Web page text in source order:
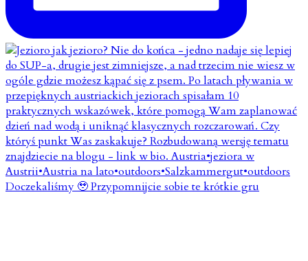
Doczekaliśmy 🥹 Przypomnijcie sobie te krótkie gru